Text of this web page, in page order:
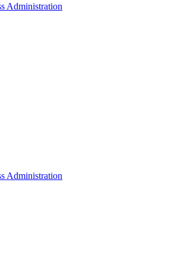
Administration
Administration